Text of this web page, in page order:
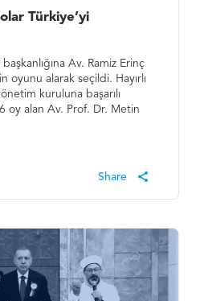
Türkiye’yi
Av. Ramiz Erinç
oyunu alarak seçildi. Hayırlı
kuruluna başarılı
oy alan Av. Prof. Dr. Metin